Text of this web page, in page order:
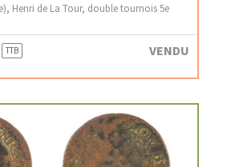
Henri de La Tour, double tournois 5e
TTB VENDU